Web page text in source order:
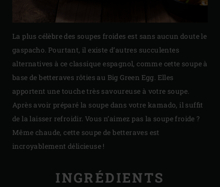
La plus célèbre des soupes froides est sans aucun doute le
gaspacho. Pourtant, il existe d’autres succulentes
alternatives à ce classique espagnol, comme cette soupe à
base de betteraves rôties au Big Green Egg. Elles
apportent une touche très savoureuse à votre soupe.
Après avoir préparé la soupe dans votre kamado, il suffit
de la laisser refroidir. Vous n’aimez pas la soupe froide ?
Même chaude, cette soupe de betteraves est
incroyablement délicieuse !
INGRÉDIENTS